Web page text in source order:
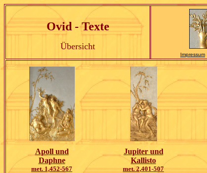
Ovid - Texte
Übersicht
Impressum
Apoll und
Daphne
met. 1,452-567
Jupiter und
Kallisto
met. 2,401-507